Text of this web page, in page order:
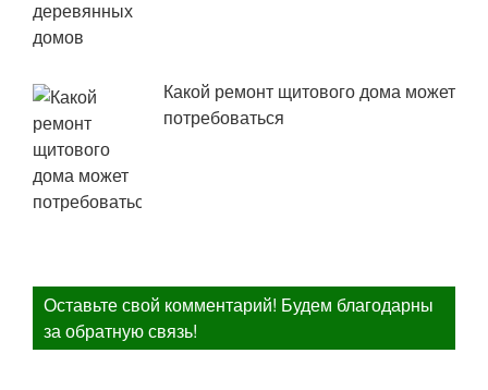
Какой ремонт щитового дома может
потребоваться
Оставьте свой комментарий! Будем благодарны
за обратную связь!